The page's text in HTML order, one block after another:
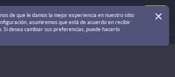
de que le damos la mejor experiencia en nuestro sitio
asumiremos que está de acuerdo en recibir
Si desea cambiar sus preferencias, puede hacerlo